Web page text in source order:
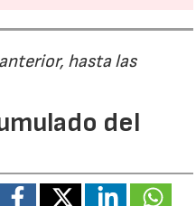
hasta las
del